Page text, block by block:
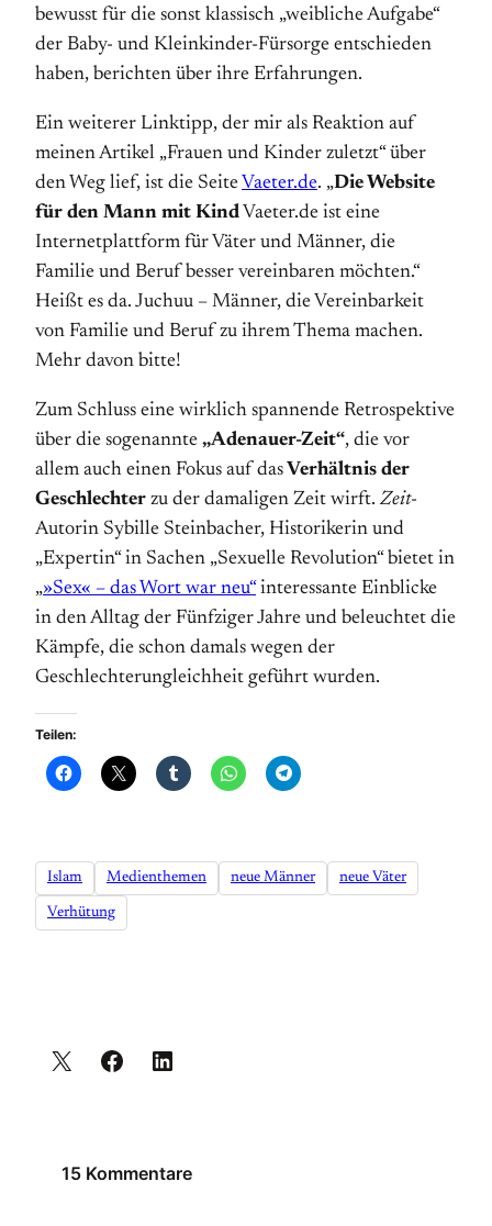
bewusst für die sonst klassisch „weibliche Aufgabe“
der Baby- und Kleinkinder-Fürsorge entschieden
haben, berichten über ihre Erfahrungen.
Ein weiterer Linktipp, der mir als Reaktion auf
meinen Artikel „Frauen und Kinder zuletzt“ über
den Weg lief, ist die Seite Vaeter.de. „Die Website
für den Mann mit Kind Vaeter.de ist eine
Internetplattform für Väter und Männer, die
Familie und Beruf besser vereinbaren möchten.“
Heißt es da. Juchuu – Männer, die Vereinbarkeit
von Familie und Beruf zu ihrem Thema machen.
Mehr davon bitte!
Zum Schluss eine wirklich spannende Retrospektive
über die sogenannte „Adenauer-Zeit“, die vor
allem auch einen Fokus auf das Verhältnis der
Geschlechter zu der damaligen Zeit wirft. Zeit-
Autorin Sybille Steinbacher, Historikerin und
„Expertin“ in Sachen „Sexuelle Revolution“ bietet in
„»Sex« – das Wort war neu“ interessante Einblicke
in den Alltag der Fünfziger Jahre und beleuchtet die
Kämpfe, die schon damals wegen der
Geschlechterungleichheit geführt wurden.
Teilen:
Islam Medienthemen neue Männer neue Väter
Verhütung
15 Kommentare